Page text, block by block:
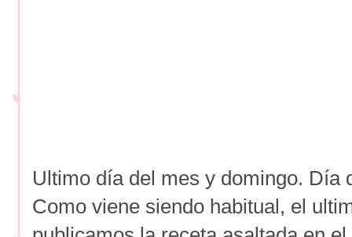
Ultimo día del mes y domingo. Día
Como viene siendo habitual, el